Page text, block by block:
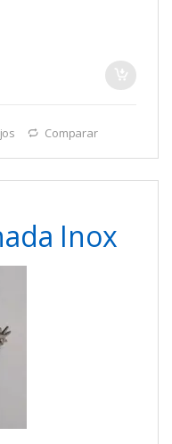
Comparar
Inox